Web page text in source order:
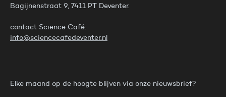
Bagijnenstraat 9, 7411 PT Deventer.
contact Science Café:
info@sciencecafedeventer.nl
Elke maand op de hoogte blijven via onze nieuwsbrief?